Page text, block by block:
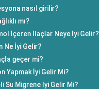
nasıl girilir?
mı?
İçeren İlaçlar Neye İyi Gelir?
Ne İyi Gelir?
geçer mi?
Yapmak İyi Gelir Mi?
Su Migrene İyi Gelir Mi?